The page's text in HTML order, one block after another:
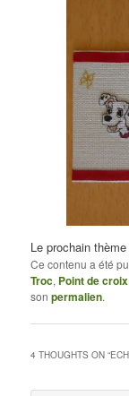
Le prochain
Ce contenu a été
Troc, Point de croix
sonpermalien.
4 THOUGHTS ON “